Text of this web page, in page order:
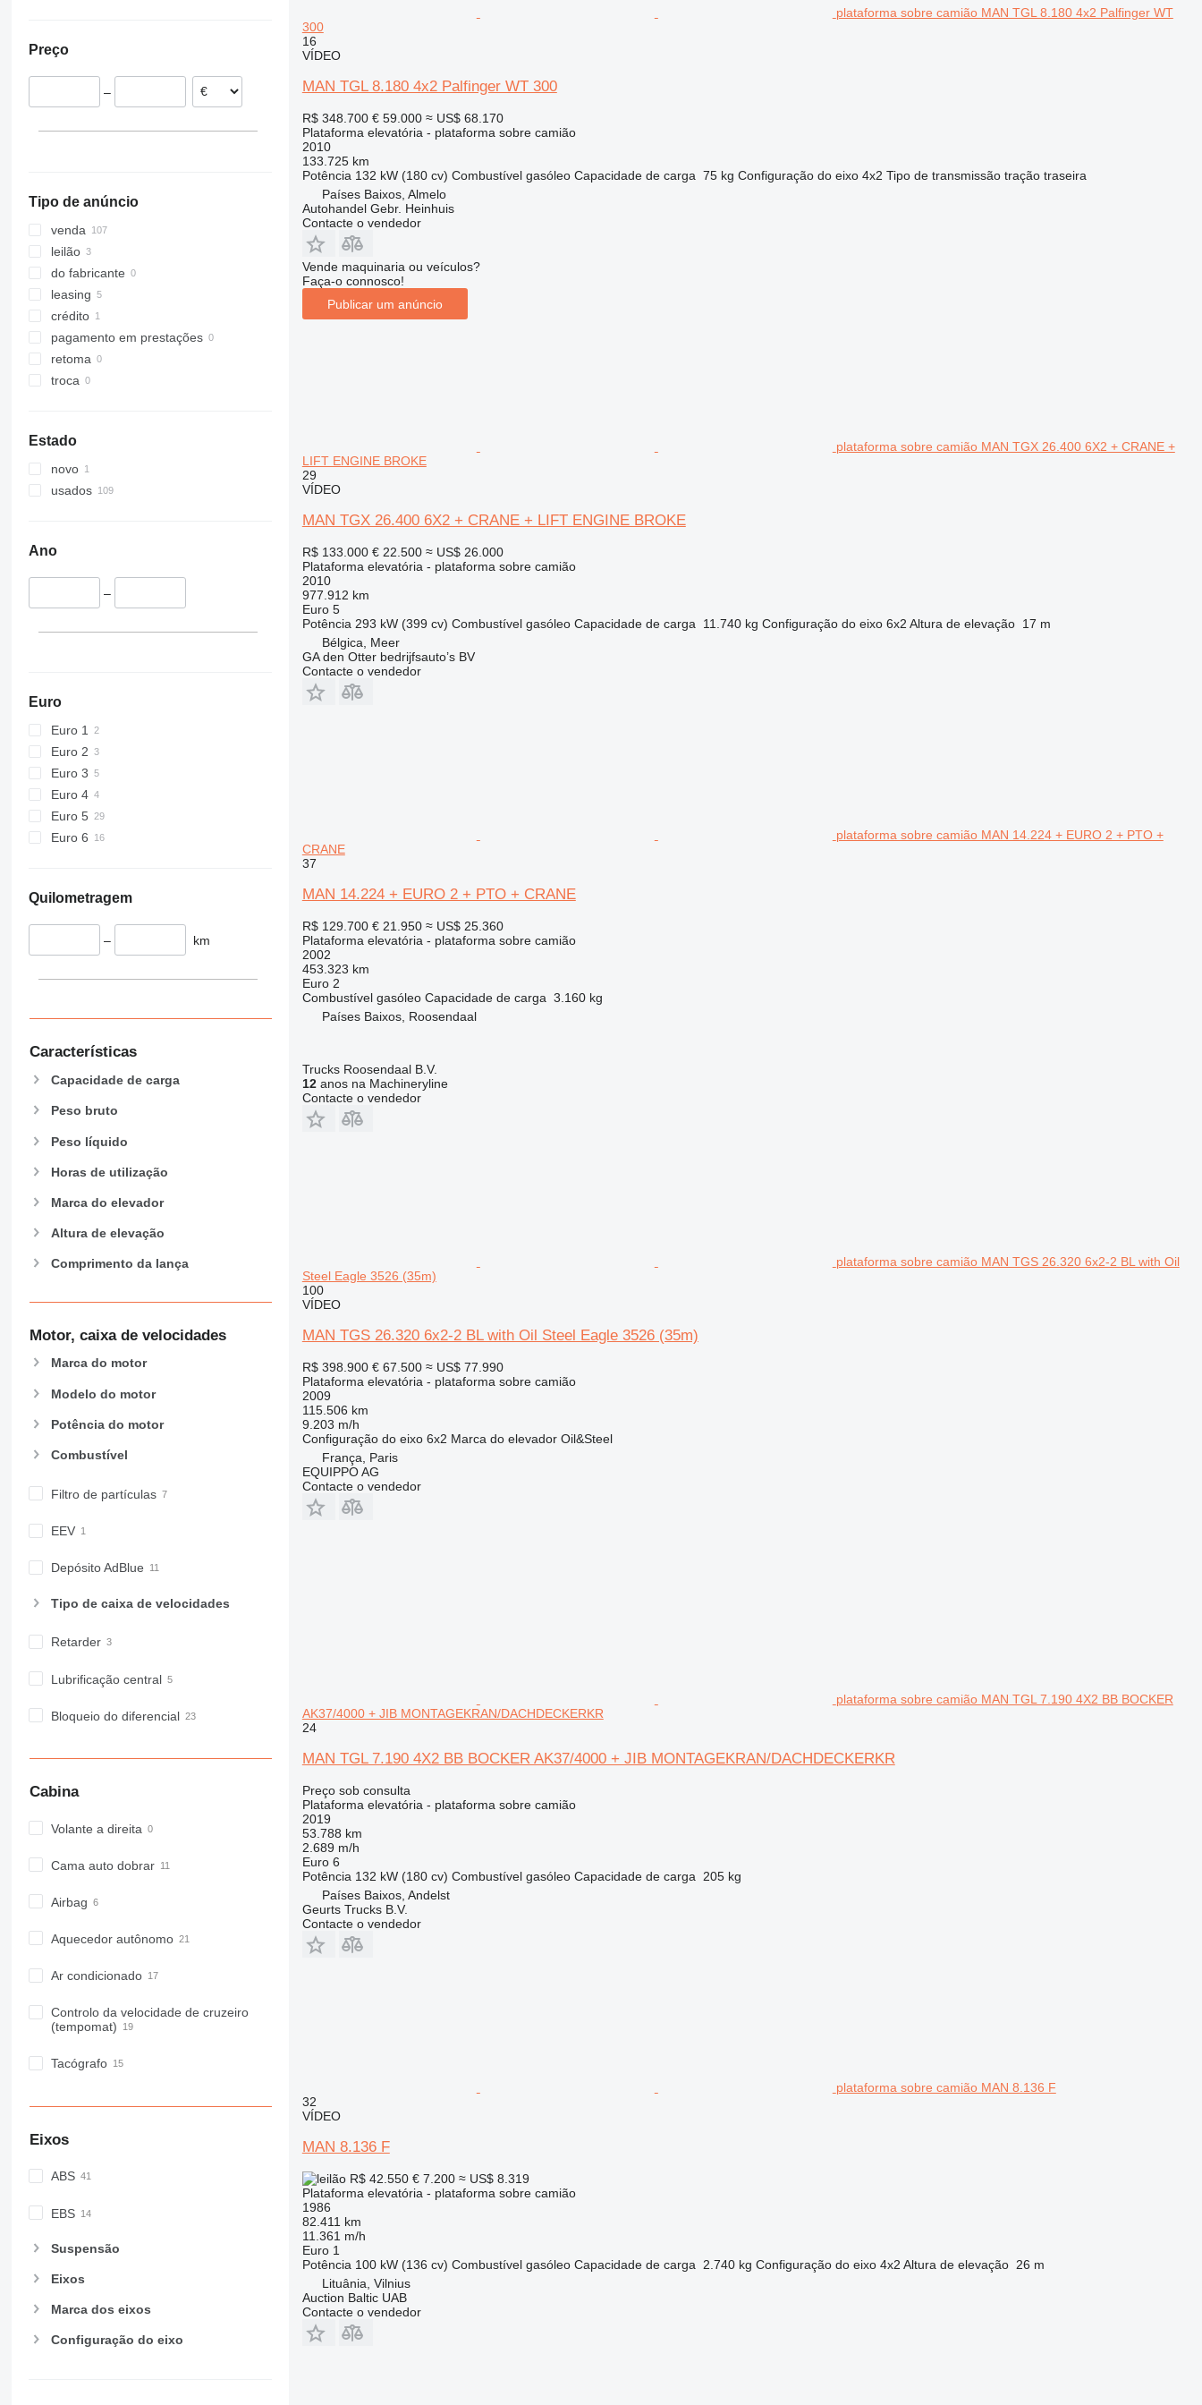
1930
2646
3246
3369
3394
4069
4394
DSP
E-series
Liftlux
Toucan
Hungria
Roménia
Preço
–
Tipo de anúncio
venda
leilão
do fabricante
leasing
crédito
pagamento em prestações
retoma
troca
Estado
novo
usados
Ano
–
Euro
Euro 1
Euro 2
Euro 3
Euro 4
Euro 5
Euro 6
Quilometragem
– km
Características
Capacidade de carga
Peso bruto
Peso líquido
Horas de utilização
Marca do elevador
Altura de elevação
Comprimento da lança
Motor, caixa de velocidades
Marca do motor
Modelo do motor
Potência do motor
Combustível
Filtro de partículas
EEV
Depósito AdBlue
Tipo de caixa de velocidades
Retarder
Lubrificação central
Bloqueio do diferencial
Cabina
Volante a direita
Cama auto dobrar
Airbag
Aquecedor autônomo
Ar condicionado
Controlo da velocidade de cruzeiro
(tempomat)
Tacógrafo
Eixos
ABS
EBS
Suspensão
Eixos
Marca dos eixos
Configuração do eixo
plataforma sobre camião MAN TGL 8.180 4x2 Palfinger WT
300
16
VÍDEO
MAN TGL 8.180 4x2 Palfinger WT 300
R$ 348.700 € 59.000 ≈ US$ 68.170
Plataforma elevatória - plataforma sobre camião
2010
133.725 km
Potência 132 kW (180 cv) Combustível gasóleo Capacidade de carga 75 kg Configuração do eixo 4x2 Tipo de transmissão tração traseira
Países Baixos, Almelo
Autohandel Gebr. Heinhuis
Contacte o vendedor
Vende maquinaria ou veículos?
Faça-o connosco!
Publicar um anúncio
plataforma sobre camião MAN TGX 26.400 6X2 + CRANE +
LIFT ENGINE BROKE
29
VÍDEO
MAN TGX 26.400 6X2 + CRANE + LIFT ENGINE BROKE
R$ 133.000 € 22.500 ≈ US$ 26.000
Plataforma elevatória - plataforma sobre camião
2010
977.912 km
Euro 5
Potência 293 kW (399 cv) Combustível gasóleo Capacidade de carga 11.740 kg Configuração do eixo 6x2 Altura de elevação 17 m
Bélgica, Meer
GA den Otter bedrijfsauto’s BV
Contacte o vendedor
plataforma sobre camião MAN 14.224 + EURO 2 + PTO +
CRANE
37
MAN 14.224 + EURO 2 + PTO + CRANE
R$ 129.700 € 21.950 ≈ US$ 25.360
Plataforma elevatória - plataforma sobre camião
2002
453.323 km
Euro 2
Combustível gasóleo Capacidade de carga 3.160 kg
Países Baixos, Roosendaal
Trucks Roosendaal B.V.
12anos na Machineryline
Contacte o vendedor
plataforma sobre camião MAN TGS 26.320 6x2-2 BL with Oil
Steel Eagle 3526 (35m)
100
VÍDEO
MAN TGS 26.320 6x2-2 BL with Oil Steel Eagle 3526 (35m)
R$ 398.900 € 67.500 ≈ US$ 77.990
Plataforma elevatória - plataforma sobre camião
2009
115.506 km
9.203 m/h
Configuração do eixo 6x2 Marca do elevador Oil&Steel
França, Paris
EQUIPPO AG
Contacte o vendedor
plataforma sobre camião MAN TGL 7.190 4X2 BB BOCKER
AK37/4000 + JIB MONTAGEKRAN/DACHDECKERKR
24
MAN TGL 7.190 4X2 BB BOCKER AK37/4000 + JIB MONTAGEKRAN/DACHDECKERKR
Preço sob consulta
Plataforma elevatória - plataforma sobre camião
2019
53.788 km
2.689 m/h
Euro 6
Potência 132 kW (180 cv) Combustível gasóleo Capacidade de carga
205 kg
Países Baixos, Andelst
Geurts Trucks B.V.
Contacte o vendedor
plataforma sobre camião MAN 8.136 F
32
VÍDEO
MAN 8.136 F
R$ 42.550 € 7.200 ≈ US$ 8.319
Plataforma elevatória - plataforma sobre camião
1986
82.411 km
11.361 m/h
Euro 1
Potência 100 kW (136 cv) Combustível gasóleo Capacidade de carga 2.740 kg Configuração do eixo 4x2 Altura de elevação 26 m
Lituânia, Vilnius
Auction Baltic UAB
Contacte o vendedor